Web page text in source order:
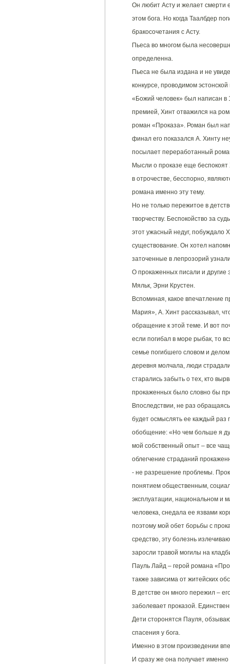
Он любит Асту и желает смерти
этом бога. Но когда Таалбдер
бракосочетания с Асту.
Пьеса во многом была
определенна.
Пьеса не была издана и не
конкурсе, проводимом
«Божий человек» был написан в
премией, Хинт отважился на
роман «Проказа». Роман был
финал его показался А. Хинту
посылает переработанный
Мысли о проказе еще
в отрочестве, бесспорно,
романа именно эту тему.
Но не только пережитое в
творчеству. Беспокойство за
этот ужасный недуг, побуждало
существование. Он хотел
заточенные в лепрозорий
О прокаженных писали и другие
Мяльк, Эрни Крустен.
Вспоминая, какое впечатление
Мария», А. Хинт рассказывал,
обращение к этой теме. И вот
если погибал в море рыбак, то
семье погибшего словом и
деревня молчала, люди
старались забыть о тех, кто
прокаженных было словно бы
Впоследствии, не раз
будет осмыслять ее каждый раз
обобщение: «Но чем больше я
мой собственный опыт – все
облегчение страданий
- не разрешение проблемы.
понятием общественным,
эксплуатации, национальном и
человека, снедала ее язвами
поэтому мой обет борьбы с
средство, эту болезнь
заросли травой могилы на
Пауль Лайд – герой романа
также зависима от житейских
В детстве он много пережил –
заболевает проказой.
Дети сторонятся Пауля,
спасения у бога.
Именно в этом произведении
И сразу же она получает